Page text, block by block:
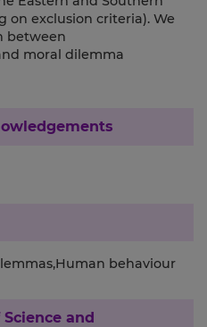
on exclusion criteria). We
between
moral dilemma
behaviour
Science and